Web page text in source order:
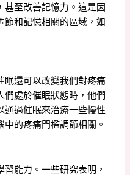
甚至改善記憶力。這是因
節和記憶相關的區域，如
眠還可以改變我們對疼痛
們處於催眠狀態時，他們
通過催眠來治療一些慢性
的疼痛門檻調節相關。
能力。一些研究表明，